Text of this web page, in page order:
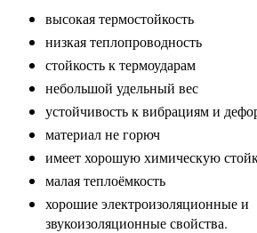
высокая термостойкость
низкая теплопроводность
стойкость к термоударам
небольшой удельный вес
устойчивость к вибрациям и
материал не горюч
имеет хорошую химическую
малая теплоёмкость
хорошие электроизоляционные и
звукоизоляционные свойства.